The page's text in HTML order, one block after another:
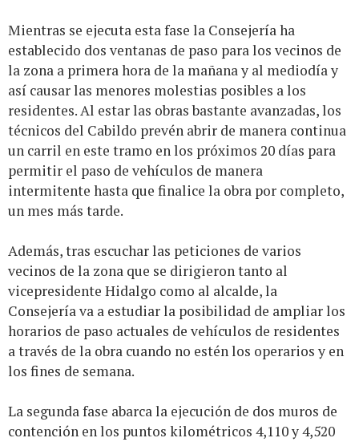
Mientras se ejecuta esta fase la Consejería ha
establecido dos ventanas de paso para los vecinos de
la zona a primera hora de la mañana y al mediodía y
así causar las menores molestias posibles a los
residentes. Al estar las obras bastante avanzadas, los
técnicos del Cabildo prevén abrir de manera continua
un carril en este tramo en los próximos 20 días para
permitir el paso de vehículos de manera
intermitente hasta que finalice la obra por completo,
un mes más tarde.
Además, tras escuchar las peticiones de varios
vecinos de la zona que se dirigieron tanto al
vicepresidente Hidalgo como al alcalde, la
Consejería va a estudiar la posibilidad de ampliar los
horarios de paso actuales de vehículos de residentes
a través de la obra cuando no estén los operarios y en
los fines de semana.
La segunda fase abarca la ejecución de dos muros de
contención en los puntos kilométricos 4,110 y 4,520